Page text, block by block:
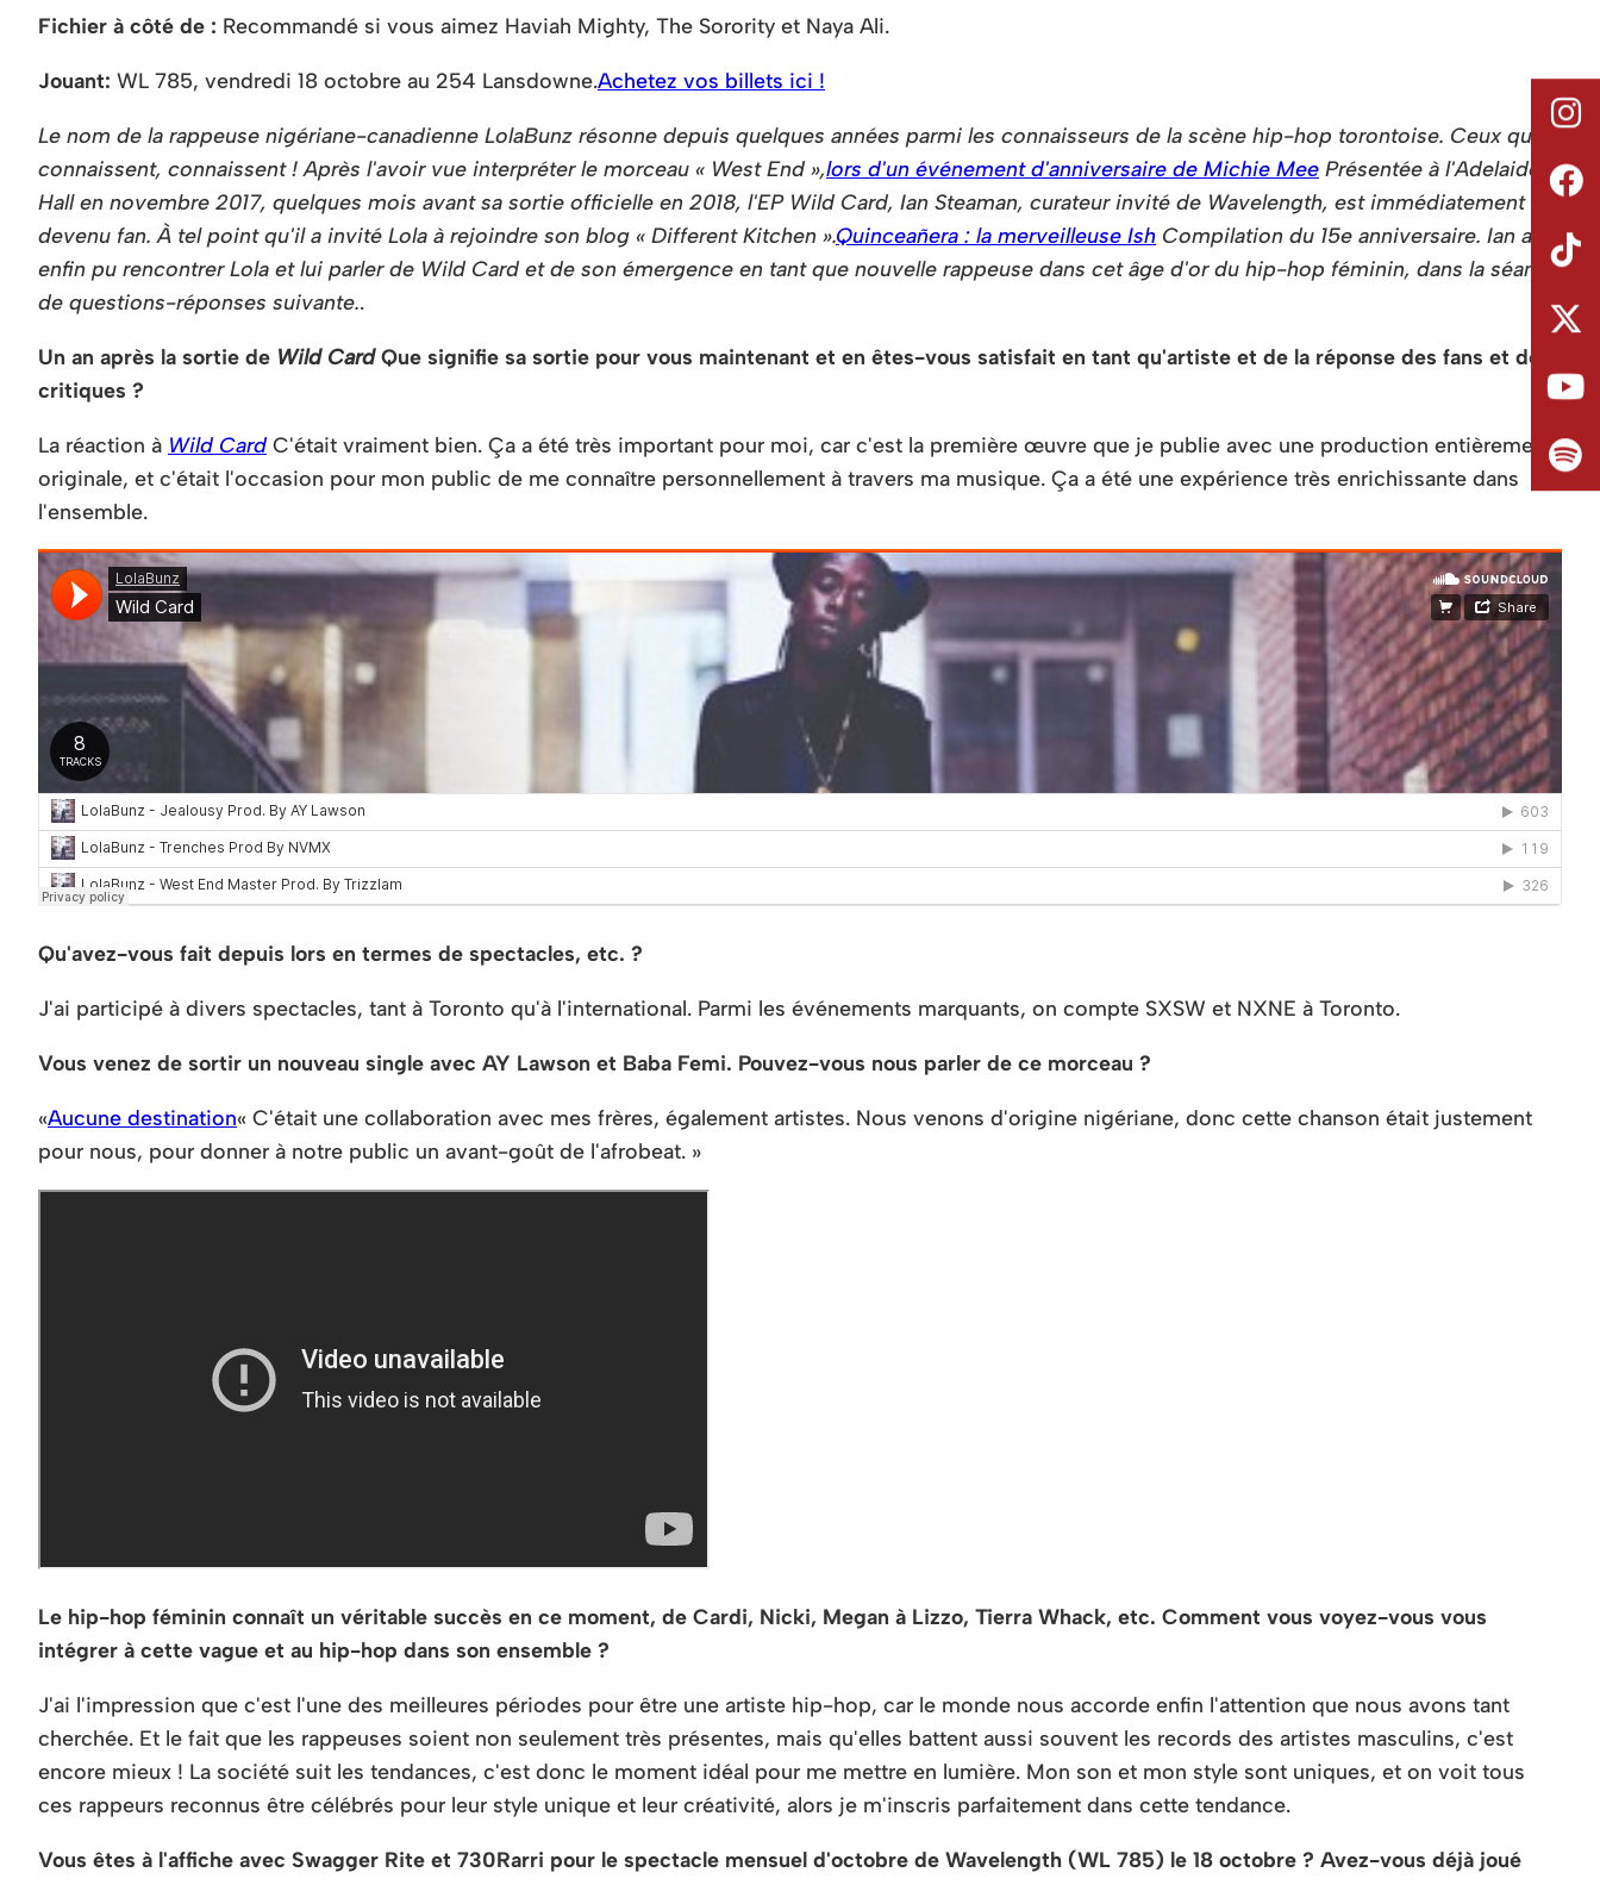
Fichier à côté de : Recommandé si vous aimez Haviah Mighty, The Sorority et Naya Ali.
Jouant: WL 785, vendredi 18 octobre au 254 Lansdowne.Achetez vos billets ici !
Le nom de la rappeuse nigériane-canadienne LolaBunz résonne depuis quelques années parmi les connaisseurs de la scène hip-hop torontoise. Ceux qui
connaissent, connaissent ! Après l'avoir vue interpréter le morceau « West End »,lors d'un événement d'anniversaire de Michie Mee Présentée à l'Adelaide
Hall en novembre 2017, quelques mois avant sa sortie officielle en 2018, l'EP Wild Card, Ian Steaman, curateur invité de Wavelength, est immédiatement
devenu fan. À tel point qu'il a invité Lola à rejoindre son blog « Different Kitchen ».Quinceañera : la merveilleuse Ish Compilation du 15e anniversaire. Ian a
enfin pu rencontrer Lola et lui parler de Wild Card et de son émergence en tant que nouvelle rappeuse dans cet âge d'or du hip-hop féminin, dans la séance
de questions-réponses suivante..
Un an après la sortie de Wild CardQue signifie sa sortie pour vous maintenant et en êtes-vous satisfait en tant qu'artiste et de la réponse des fans et des
critiques ?
La réaction à Wild Card C'était vraiment bien. Ça a été très important pour moi, car c'est la première œuvre que je publie avec une production entièrement
originale, et c'était l'occasion pour mon public de me connaître personnellement à travers ma musique. Ça a été une expérience très enrichissante dans
l'ensemble.
Qu'avez-vous fait depuis lors en termes de spectacles, etc. ?
J'ai participé à divers spectacles, tant à Toronto qu'à l'international. Parmi les événements marquants, on compte SXSW et NXNE à Toronto.
Vous venez de sortir un nouveau single avec AY Lawson et Baba Femi. Pouvez-vous nous parler de ce morceau ?
«Aucune destination« C'était une collaboration avec mes frères, également artistes. Nous venons d'origine nigériane, donc cette chanson était justement
pour nous, pour donner à notre public un avant-goût de l'afrobeat. »
Le hip-hop féminin connaît un véritable succès en ce moment, de Cardi, Nicki, Megan à Lizzo, Tierra Whack, etc. Comment vous voyez-vous vous
intégrer à cette vague et au hip-hop dans son ensemble ?
J'ai l'impression que c'est l'une des meilleures périodes pour être une artiste hip-hop, car le monde nous accorde enfin l'attention que nous avons tant
cherchée. Et le fait que les rappeuses soient non seulement très présentes, mais qu'elles battent aussi souvent les records des artistes masculins, c'est
encore mieux ! La société suit les tendances, c'est donc le moment idéal pour me mettre en lumière. Mon son et mon style sont uniques, et on voit tous
ces rappeurs reconnus être célébrés pour leur style unique et leur créativité, alors je m'inscris parfaitement dans cette tendance.
Vous êtes à l'affiche avec Swagger Rite et 730Rarri pour le spectacle mensuel d'octobre de Wavelength (WL 785) le 18 octobre ? Avez-vous déjà joué